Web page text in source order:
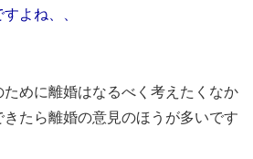
よね、、
めに離婚はなるべく考えたくなか
たら離婚の意見のほうが多いです